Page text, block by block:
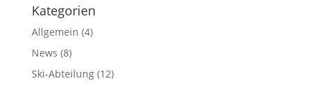
Kategorien
Allgemein (4)
News (8)
Ski-Abteilung(12)